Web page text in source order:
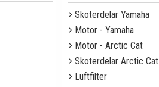
Skoterdelar Yamaha
Motor - Yamaha
Motor - Arctic Cat
Skoterdelar Arctic Cat
Luftfilter